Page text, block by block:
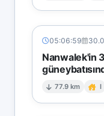
05:06:59
Nanwalek'in
77.9 km I